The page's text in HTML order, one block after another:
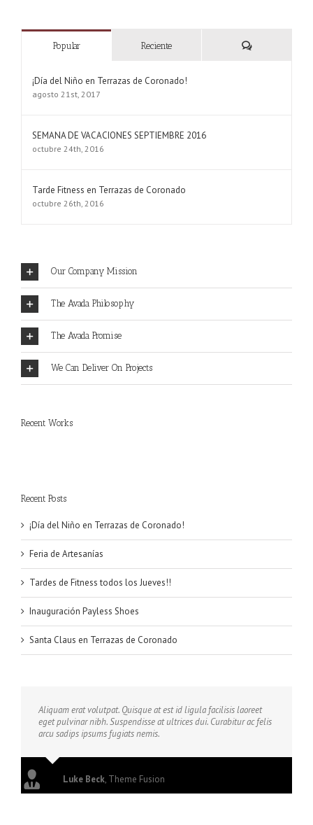
Popular Reciente Comentarios
¡Día del Niño en Terrazas de Coronado!
agosto 21st, 2017
SEMANA DE VACACIONES SEPTIEMBRE 2016
octubre 24th, 2016
Tarde Fitness en Terrazas de Coronado
octubre 26th, 2016
Our Company Mission
The Avada Philosophy
The Avada Promise
We Can Deliver On Projects
Recent Works
Recent Posts
¡Día del Niño en Terrazas de Coronado!
Feria de Artesanías
Tardes de Fitness todos los Jueves!!
Inauguración Payless Shoes
Santa Claus en Terrazas de Coronado
Aliquam erat volutpat. Quisque at est id ligula facilisis laoreet
eget pulvinar nibh. Suspendisse at ultrices dui. Curabitur ac felis
arcu sadips ipsums fugiats nemis.
Luke Beck, Theme Fusion